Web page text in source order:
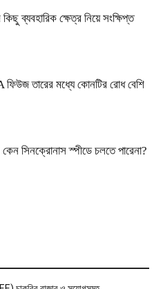
ব্যবহারিক ক্ষেত্র নিয়ে সংক্ষিপ্ত
তারের মধ্যে কোনটির রোধ বেশি
সিনক্রোনাস স্পীডে চলতে পারেনা?